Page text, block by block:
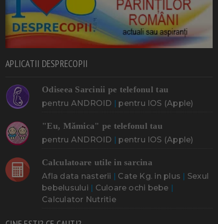
APLICATII DESPRECOPII
Odiseea Sarcinii pe telefonul tau
pentru ANDROID | pentru IOS (Apple)
"Eu, Mămica" pe telefonul tau
pentru ANDROID | pentru IOS (Apple)
Calculatoare utile in sarcina
Afla data nasterii | Cate Kg. in plus | Sexul
bebelusului | Culoare ochi bebe |
Calculator Nutritie